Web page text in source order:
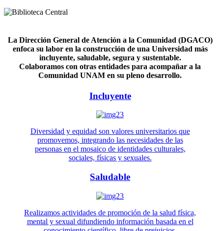
La Dirección General de Atención a la Comunidad (DGACO)
enfoca su labor en la construcción de una Universidad más
incluyente, saludable, segura y sustentable.
Colaboramos con otras entidades para acompañar a la
Comunidad UNAM en su pleno desarrollo.
Incluyente
Diversidad y equidad son valores universitarios que
promovemos, integrando las necesidades de las
personas en el mosaico de identidades culturales,
sociales, físicas y sexuales.
Saludable
Realizamos actividades de promoción de la salud física,
mental y sexual difundiendo información basada en el